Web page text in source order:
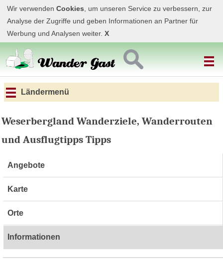
Wir verwenden Cookies , um unseren Service zu verbessern, zur
Analyse der Zugriffe und geben Informationen an Partner für
Werbung und Analysen weiter. X
Ländermenü
Weserbergland Wanderziele, Wanderrouten
und Ausflugtipps Tipps
Angebote
Karte
Orte
Informationen